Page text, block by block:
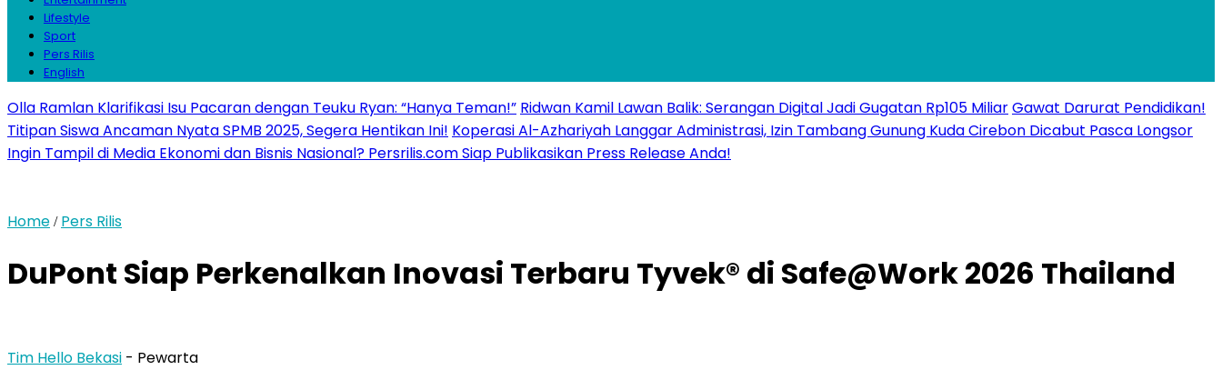
Lifestyle
Sport
Pers Rilis
English
Olla Ramlan Klarifikasi Isu Pacaran dengan Teuku Ryan: “Hanya Teman!” Ridwan Kamil Lawan Balik: Serangan Digital Jadi Gugatan Rp105 MiliarGawat Darurat Pendidikan!
Titipan Siswa Ancaman Nyata SPMB 2025, Segera Hentikan Ini! Koperasi Al-Azhariyah Langgar Administrasi, Izin Tambang Gunung Kuda Cirebon Dicabut Pasca Longsor
Ingin Tampil di Media Ekonomi dan Bisnis Nasional? Persrilis.com Siap Publikasikan Press Release Anda!
Home / Pers Rilis
DuPont Siap Perkenalkan Inovasi Terbaru Tyvek® di Safe@Work 2026 Thailand
Tim Hello Bekasi - Pewarta